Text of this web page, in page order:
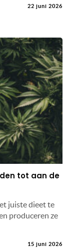
22 juni 2026
tot aan de
juiste dieet te
produceren ze
15 juni 2026